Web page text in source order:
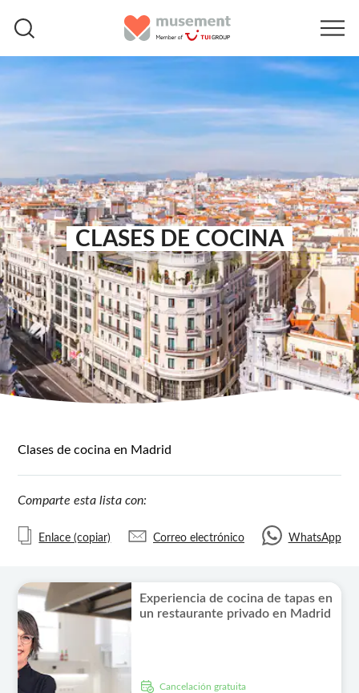
CLASES DE COCINA
Clases de cocina en Madrid
Comparte esta lista con:
Enlace (copiar) Correo electrónico WhatsApp
Experiencia de cocina de tapas en
un restaurante privado en Madrid
cancelación gratuita